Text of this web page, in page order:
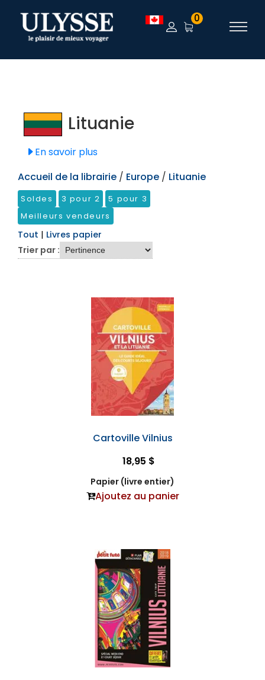
TEST 0
Lituanie
En savoir plus
Accueil de la librairie / Europe / Lituanie
Soldes 3 pour 2
5 pour 3
Meilleurs vendeurs
Tout | Livres papier
Trier par :
Cartoville Vilnius
18,95 $
Papier (livre entier)
Ajoutez au panier